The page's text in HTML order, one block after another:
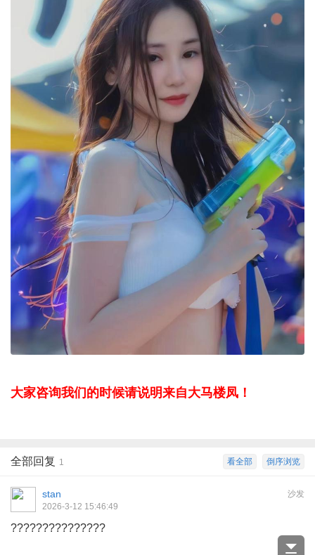
大家咨询我们的时候请说明来自大马楼凤！
倒序浏览
看全部
全部回复 1
沙发
stan
2026-3-12 15:46:49
???????????????